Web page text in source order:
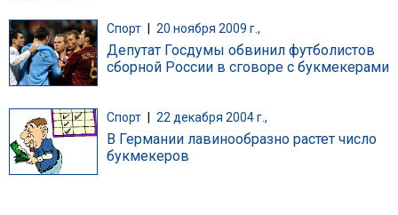
Спорт 20 ноября 2009 г.,
Депутат Госдумы обвинил футболистов
сборной России в сговоре с букмекерами
Спорт 22 декабря 2004 г.,
В Германии лавинообразно растет число
букмекеров